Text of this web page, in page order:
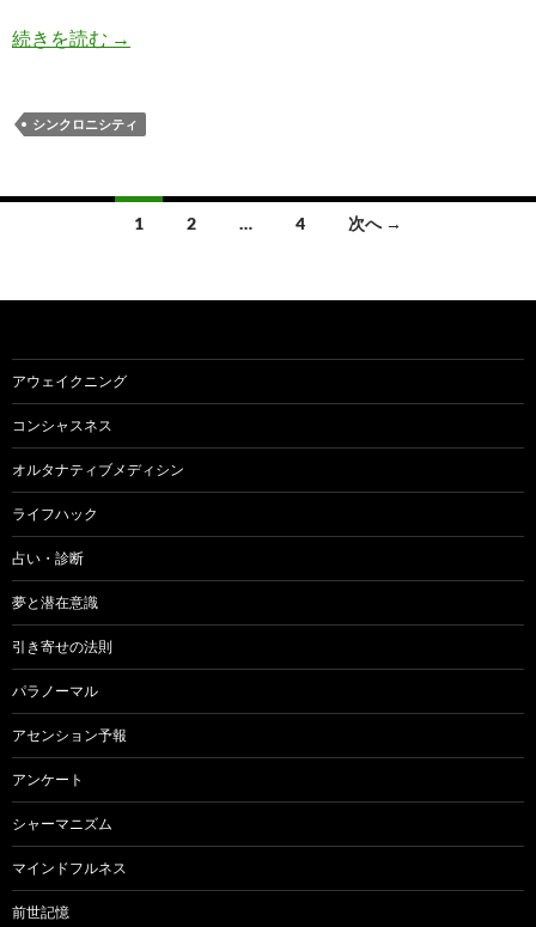
続きを読む 受け取ったガイダンスが本当かどうか見分ける
→
シンクロニシティ
ナ
ゲ
ー
シ
ョ
ン
1 2 … 4 次へ →
アウェイクニング
コンシャスネス
オルタナティブメディシン
ライフハック
占い・診断
夢と潜在意識
引き寄せの法則
パラノーマル
アセンション予報
アンケート
シャーマニズム
マインドフルネス
前世記憶